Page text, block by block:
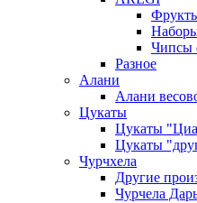
Чипсы
Разное
Алани
Алани
Цукаты
Цукаты
Цукаты
Чурчхела
Другие
Чурчела